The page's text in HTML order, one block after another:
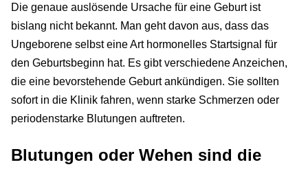
Die genaue auslösende Ursache für eine Geburt ist
bislang nicht bekannt. Man geht davon aus, dass das
Ungeborene selbst eine Art hormonelles Startsignal für
den Geburtsbeginn hat. Es gibt verschiedene Anzeichen,
die eine bevorstehende Geburt ankündigen. Sie sollten
sofort in die Klinik fahren, wenn starke Schmerzen oder
periodenstarke Blutungen auftreten.
Blutungen oder Wehen sind die